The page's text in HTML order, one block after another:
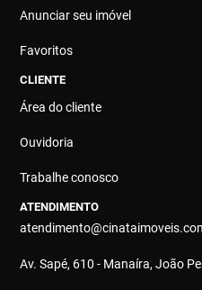
Anunciar seu imóvel
Favoritos
CLIENTE
Área do cliente
Ouvidoria
Trabalhe conosco
ATENDIMENTO
Av. Sapé, 610 - Manaíra, João